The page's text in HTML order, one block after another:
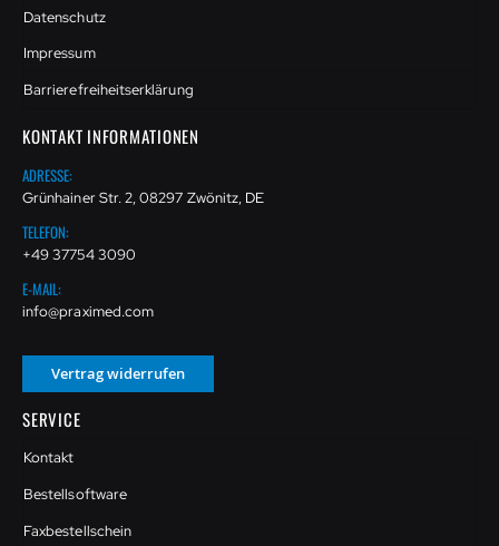
Datenschutz
Impressum
Barrierefreiheitserklärung
KONTAKT INFORMATIONEN
ADRESSE:
Grünhainer Str. 2, 08297 Zwönitz, DE
TELEFON:
+49 37754 3090
E-MAIL:
info@praximed.com
Vertrag widerrufen
SERVICE
Kontakt
Bestellsoftware
Faxbestellschein